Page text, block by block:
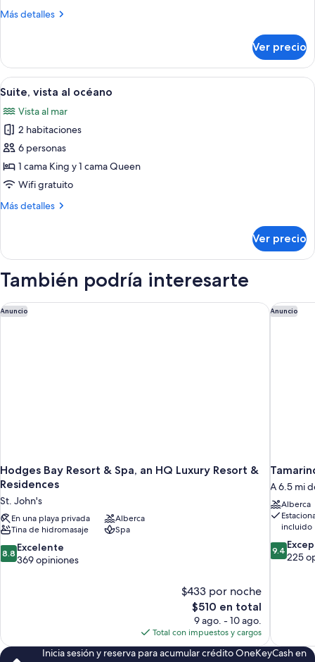
océano
Más detalles
Más
vista
al
océano
Ver precio
Abrir
todas
las
fotos
de
Suite,
vista
océano
Un dormitorio con cama, mesitas de
11
Suite, vista al océano
Vista al mar
2 habitaciones
6 personas
1 cama King y 1 cama Queen
Wifi gratuito
Más detalles
Más
vista
océano
Ver precio
También podría interesarte
Anuncio
Hodges Bay Resort & Spa, an HQ Luxury Resort &
Residences
St. John's
En una playa privada
Alberca
Tina de hidromasaje
Spa
8.8
de
8.8 Excelente
369 opiniones
$433 por noche
El
precio
actual
es
de
$510 en total
9 ago. - 10 ago.
Total con impuestos y cargos
Hodges Bay Resort & Spa, an HQ Luxury Resort & Residences
Anuncio
A 6.5 mi
Alberca
incluido
9.4
de
9.4
225
Inicia sesión y reserva para acumular crédito OneKeyCash en